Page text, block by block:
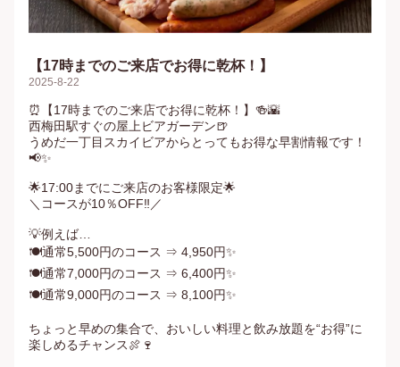
【17時までのご来店でお得に乾杯！】
2025-8-22
⏰【17時までのご来店でお得に乾杯！】🍻🌇
西梅田駅すぐの屋上ビアガーデン🍺
うめだ一丁目スカイビアからとってもお得な早割情報です！
📢✨
🌟17:00までにご来店のお客様限定🌟
＼コースが10％OFF‼／
💡例えば…
🍽️通常5,500円のコース ⇒ 4,950円✨
🍽️通常7,000円のコース ⇒ 6,400円✨
🍽️通常9,000円のコース ⇒ 8,100円✨
ちょっと早めの集合で、おいしい料理と飲み放題を“お得”に
楽しめるチャンス🍖🍷